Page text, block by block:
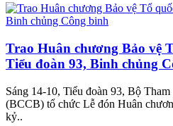
Trao Huân chương Bảo vệ
Tiểu đoàn 93, Binh chủng
Sáng 14-10, Tiểu đoàn 93, Bộ
(BCCB) tổ chức Lễ đón Huân
kỷ..